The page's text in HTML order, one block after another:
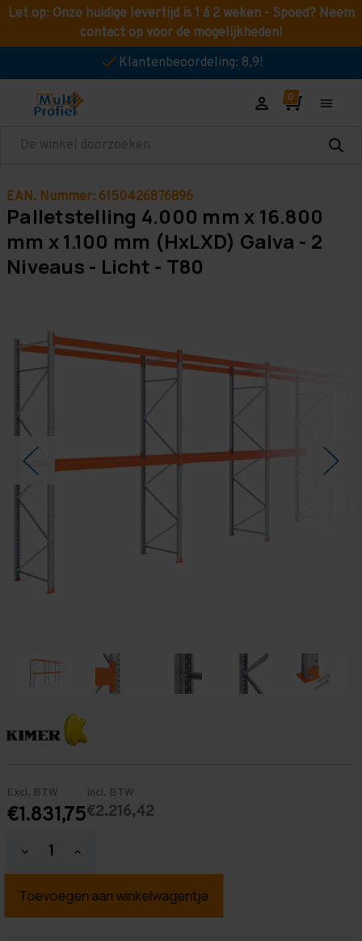
Let op: Onze huidige levertijd is 1 á 2 weken - Spoed? Neem
contact op voor de mogelijkheden!
Klantenbeoordeling: 8,9!
Zoeken
EAN. Nummer: 6150426876896
Palletstelling 4.000 mm x 16.800
mm x 1.100 mm (HxLXD) Galva - 2
Niveaus - Licht - T80
Excl. BTW
€1.831,75
Incl. BTW
€2.216,42
Hoeveelheid
verlagen
Palletstelling
mm
Hoeveelheid
verhogen
Palletstelling
mm